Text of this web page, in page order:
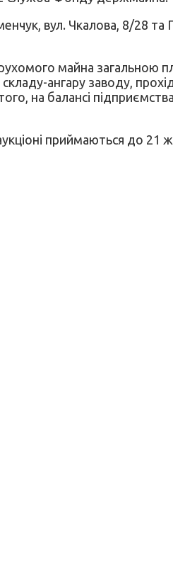
вул. Чкалова, 8/28
майна загальною
ангару заводу,
на балансі
приймаються до 21